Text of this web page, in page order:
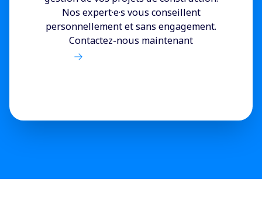
Nos expert·e·s vous conseillent
personnellement et sans engagement.
Contactez-nous maintenant